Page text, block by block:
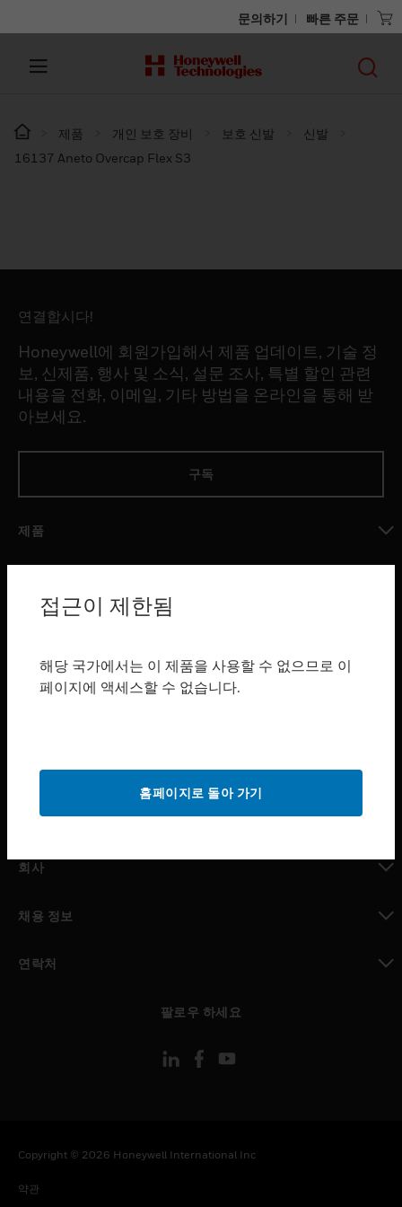
문의하기 빠른 주문
제품 개인 보호 장비 보호 신발
신발
16137 Aneto Overcap Flex S3
연결합시다!
Honeywell에 회원가입해서 제품 업데이트, 기술 정
보, 신제품, 행사 및 소식, 설문 조사, 특별 할인 관련
내용을 전화, 이메일, 기타 방법을 온라인을 통해 받
아보세요.
구독
제품
toggle view
toggle view
toggle view
산업 분야
구매처
MYAUTOMATION サポート
회사
채용 정보
연락처
팔로우 하세요
Copyright © 2026 Honeywell International Inc
약관
접근이 제한됨
해당 국가에서는 이 제품을 사용할 수 없으므로 이
페이지에 액세스할 수 없습니다.
홈페이지로 돌아 가기